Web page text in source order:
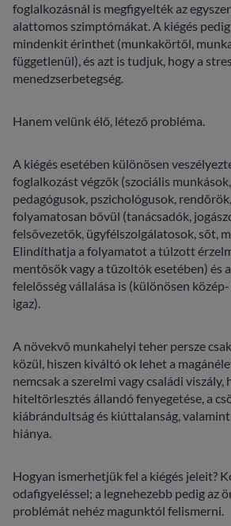
foglalkozásnál is megfigyelték az
alattomos szimptómákat. A kiégés
mindenkit érinthet (munkakörtől,
függetlenül), és azt is tudjuk, hogy a
menedzserbetegség.
Hanem velünk élő, létező probléma.
A kiégés esetében különösen
foglalkozást végzők (szociális
pedagógusok, pszichológusok,
folyamatosan bővül (tanácsadók,
felsővezetők, ügyfélszolgálatosok, sőt,
Elindíthatja a folyamatot a túlzott
mentősök vagy a tűzoltók esetében) és
felelősség vállalása is (különösen
igaz).
A növekvő munkahelyi teher persze
közül, hiszen kiváltó ok lehet a
nemcsak a szerelmi vagy családi viszály,
hiteltörlesztés állandó fenyegetése, a
kiábrándultság és kiúttalanság,
hiánya.
Hogyan ismerhetjük fel a kiégés jeleit?
odafigyeléssel; a legnehezebb pedig az
problémát nehéz magunktól felismerni.